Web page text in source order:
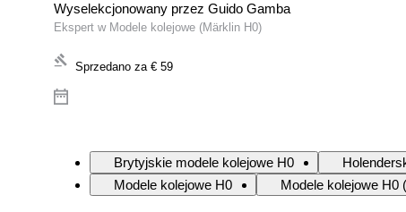
Wyselekcjonowany przez Guido Gamba
Ekspert w Modele kolejowe (Märklin H0)
Sprzedano za € 59
Brytyjskie modele kolejowe H0
Modele kolejowe H0
Modele kolejowe H0